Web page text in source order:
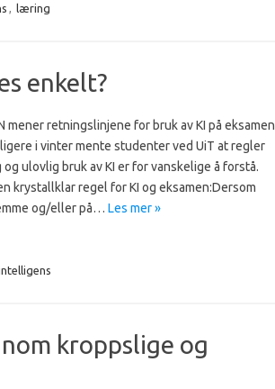
, læring
enkelt?
mener retningslinjene for bruk av KI på eksamen
i vinter mente studenter ved UiT at regler
ulovlig bruk av KI er for vanskelige å forstå.
krystallklar regel for KI og eksamen:Dersom
og/eller på… Les mer »
kroppslige og